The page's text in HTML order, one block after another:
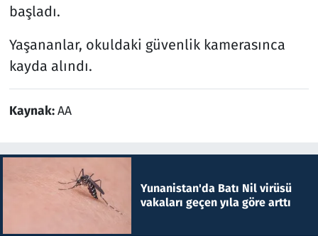
başladı.
Yaşananlar, okuldaki güvenlik kamerasınca
kayda alındı.
Kaynak:AA
Yunanistan'da Batı Nil virüsü
vakaları geçen yıla göre arttı